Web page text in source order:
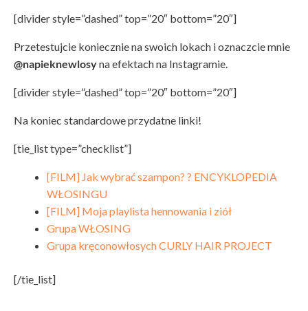
[divider style=”dashed” top=”20″ bottom=”20″]
Przetestujcie koniecznie na swoich lokach i oznaczcie mnie
@napieknewlosyna efektach na Instagramie.
[divider style=”dashed” top=”20″ bottom=”20″]
Na koniec standardowe przydatne linki!
[tie_list type=”checklist”]
[FILM] Jak wybrać szampon? ? ENCYKLOPEDIA
WŁOSINGU
[FILM] Moja playlista hennowania i ziół
Grupa WŁOSING
Grupa kręconowłosych CURLY HAIR PROJECT
[/tie_list]